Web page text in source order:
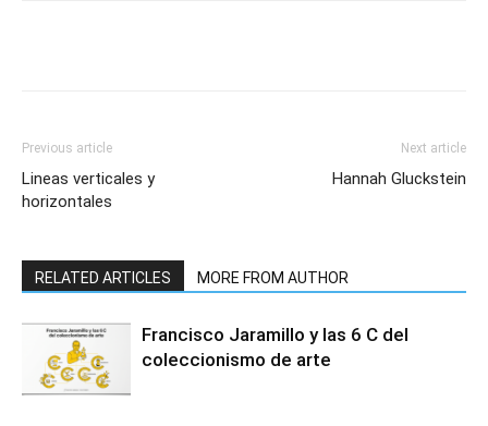
Previous article
Lineas verticales y
horizontales
Next article
Hannah Gluckstein
RELATED ARTICLES MORE FROM AUTHOR
Francisco Jaramillo y las 6 C del
coleccionismo de arte